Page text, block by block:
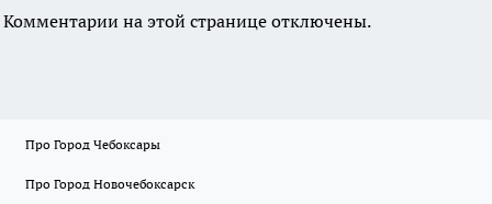
Комментарии на этой странице отключены.
Про Город Чебоксары
Про Город Новочебоксарск